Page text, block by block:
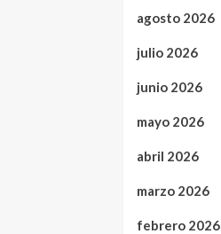
agosto 2026
julio 2026
junio 2026
mayo 2026
abril 2026
marzo 2026
febrero 2026